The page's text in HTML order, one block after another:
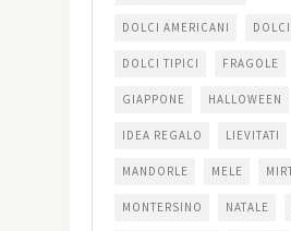
DOLCI AMERICANI
DOLCI TIPICI FRAGOLE
GIAPPONE HALLOWEEN
IDEA REGALO LIEVITATI
MANDORLE MELE
MONTERSINO NATALE